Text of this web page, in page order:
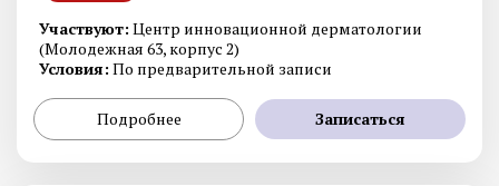
Участвуют: Центр инновационной дерматологии
(Молодежная 63, корпус 2)
Условия: По предварительной записи
Подробнее Записаться